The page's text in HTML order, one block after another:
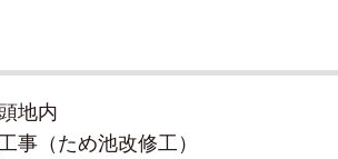
地内
（ため池改修工）